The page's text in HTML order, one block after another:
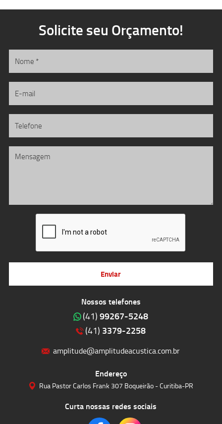
Nossos telefones
(41) 99267-5248
(41) 3379-2258
amplitude@amplitudeacustica.com.br
Endereço
Rua Pastor Carlos Frank 307 Boqueirão - Curitiba-PR
Curta nossas redes sociais
Solicite seu Orçamento!
Enviar